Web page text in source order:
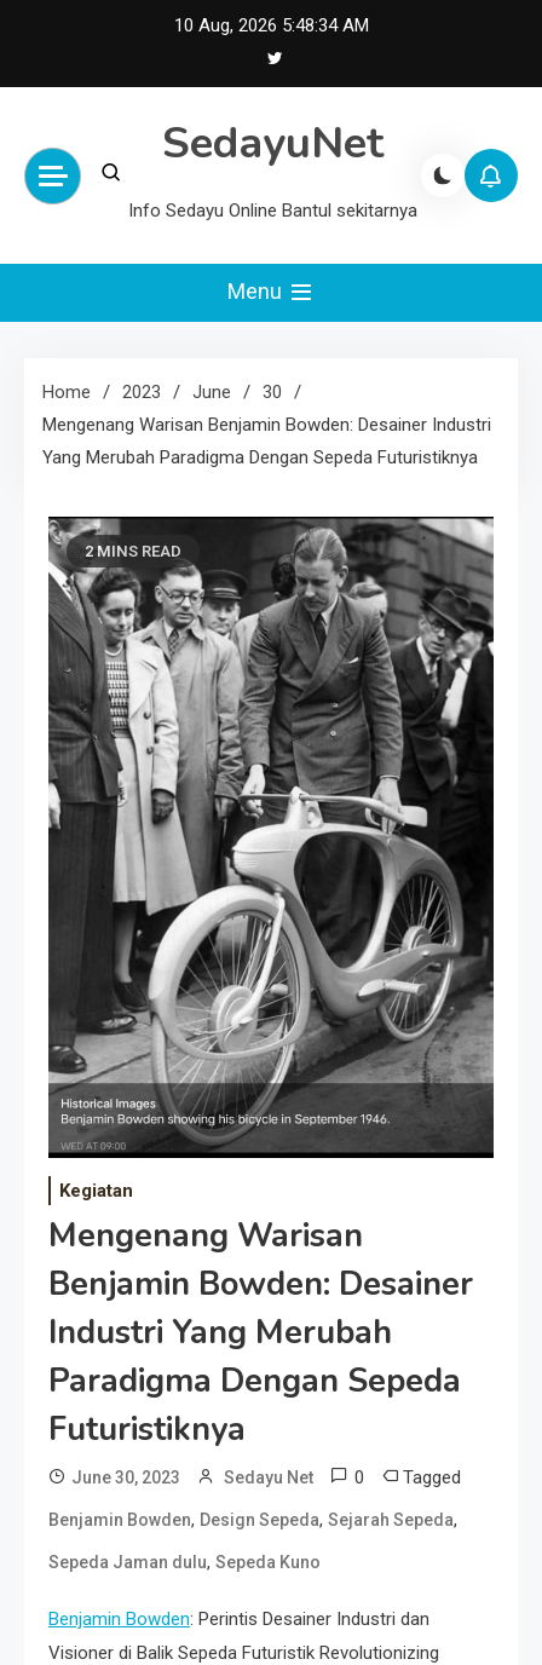
10 Aug, 2026 5:48:34 AM
SedayuNet
Info Sedayu Online Bantul sekitarnya
Menu
Home 2023 June
30
Mengenang Warisan Benjamin Bowden: Desainer Industri
Yang Merubah Paradigma Dengan Sepeda Futuristiknya
2 MINS READ
Kegiatan
Mengenang Warisan
Benjamin Bowden: Desainer
Industri Yang Merubah
Paradigma Dengan Sepeda
Futuristiknya
June 30, 2023 Sedayu Net 0 Tagged
Benjamin Bowden, Design Sepeda, Sejarah Sepeda,
Sepeda Jaman dulu, Sepeda Kuno
Benjamin Bowden: Perintis Desainer Industri dan
Visioner di Balik Sepeda Futuristik Revolutionizing